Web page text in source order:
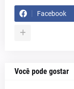
Facebook
Você pode gostar